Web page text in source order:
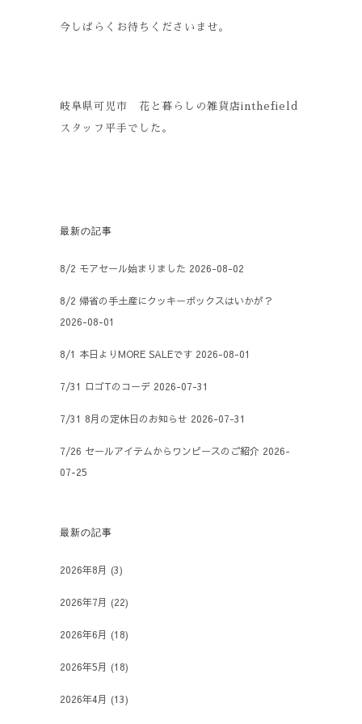
今しばらくお待ちくださいませ。
岐阜県可児市 花と暮らしの雑貨店inthefield
スタッフ平手でした。
最新の記事
8/2 モアセール始まりました 2026-08-02
8/2 帰省の手土産にクッキーボックスはいかが？
2026-08-01
8/1 本日よりMORE SALEです 2026-08-01
7/31 ロゴTのコーデ 2026-07-31
7/31 8月の定休日のお知らせ 2026-07-31
7/26 セールアイテムからワンピースのご紹介 2026-
07-25
最新の記事
2026年8月 (3)
2026年7月 (22)
2026年6月 (18)
2026年5月 (18)
2026年4月 (13)